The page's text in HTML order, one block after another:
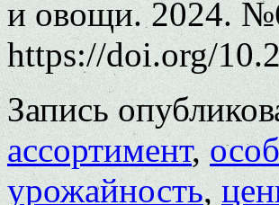
и овощи. 2024.
https://doi.org/
Запись
ассортимент,
урожайность,